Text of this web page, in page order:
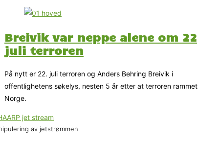
Breivik var neppe alene om 22
juli terroren
På nytt er 22. juli terroren og Anders Behring Breivik i
offentlighetens søkelys, nesten 5 år etter at terroren rammet
Norge.
av jetstrømmen